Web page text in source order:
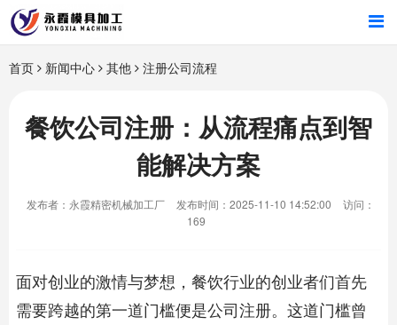
首页
产品中心
关于我们
首页 新闻中心 其他 注册公司流程
餐饮公司注册：从流程痛点到智
能解决方案
发布者：永霞精密机械加工厂 发布时间：2025-11-10 14:52:00
访问：
169
面对创业的激情与梦想，餐饮行业的创业者们首先
需要跨越的第一道门槛便是公司注册。这道门槛曾